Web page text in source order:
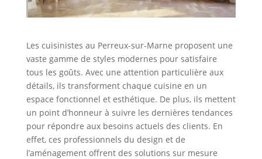
Les cuisinistes au Perreux-sur-Marne proposent une
vaste gamme de styles modernes pour satisfaire
tous les goûts. Avec une attention particulière aux
détails, ils transforment chaque cuisine en un
espace fonctionnel et esthétique. De plus, ils mettent
un point d’honneur à suivre les dernières tendances
pour répondre aux besoins actuels des clients. En
effet, ces professionnels du design et de
l’aménagement offrent des solutions sur mesure